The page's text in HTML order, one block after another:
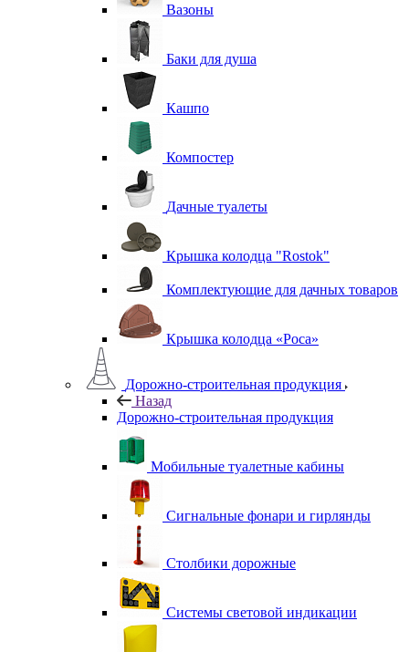
Вазоны
Баки для душа
Кашпо
Компостер
Дачные туалеты
Крышка колодца "Rostok"
Комплектующие для дачных товаров
Крышка колодца «Роса»
Дорожно-строительная продукция
Назад
Дорожно-строительная продукция
Мобильные туалетные кабины
Сигнальные фонари и гирлянды
Столбики дорожные
Системы световой индикации